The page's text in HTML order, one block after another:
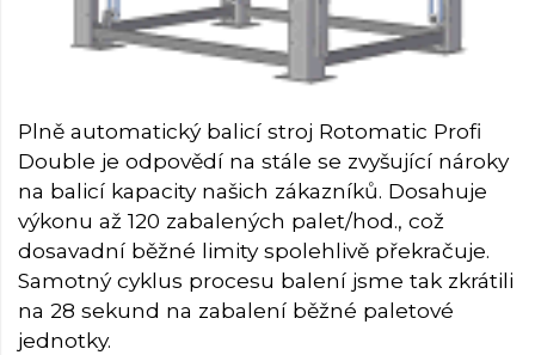
Plně automatický balicí stroj Rotomatic Profi
Double je odpovědí na stále se zvyšující nároky
na balicí kapacity našich zákazníků. Dosahuje
výkonu až 120 zabalených palet/hod., což
dosavadní běžné limity spolehlivě překračuje.
Samotný cyklus procesu balení jsme tak zkrátili
na 28 sekund na zabalení běžné paletové
jednotky.